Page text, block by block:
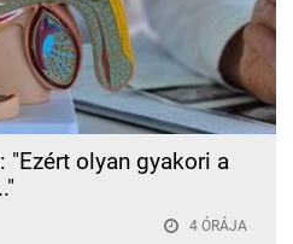
"Ezért olyan gyakori a
4 ÓRÁJA